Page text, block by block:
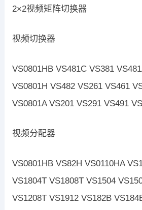
2×2视频矩阵切换器
视频切换器
VS0801HB VS481C VS381
VS0801H VS482 VS261 VS461
VS0801A VS201 VS291 VS491
视频分配器
VS0801HB VS82H VS0110HA
VS1804T VS1808T VS1504
VS1208T VS1912 VS182B